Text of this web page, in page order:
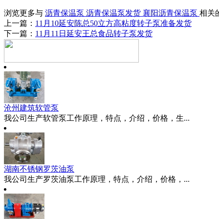
浏览更多与 沥青保温泵 沥青保温泵发货 襄阳沥青保温泵 相关
上一篇： 11月10延安陈总50立方高粘度转子泵准备发货
下一篇： 11月11日延安王总食品转子泵发货
沧州建筑软管泵
我公司生产软管泵工作原理，特点，介绍，价格，生...
湖南不锈钢罗茨油泵
我公司生产罗茨油泵工作原理，特点，介绍，价格，...